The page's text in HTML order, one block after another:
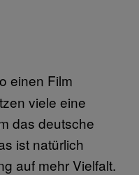
einen Film
viele eine
das deutsche
ist natürlich
auf mehr Vielfalt.